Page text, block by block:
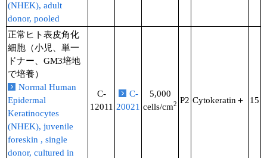
(NHEK), adult
donor, pooled
正常ヒト表皮角化
細胞（小児、単一
ドナー、GM3培地
で培養）
Normal Human
Epidermal
Keratinocytes
(NHEK), juvenile
foreskin , single
donor, cultured in
C-
12011
C-
20021
5,000
cells/cm2 P2 Cytokeratin＋ 15